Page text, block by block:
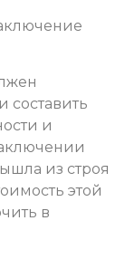
составить
и
из строя
этой
в